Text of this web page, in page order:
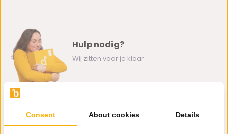
Hulp nodig?
Wij zitten voor je klaar.
0162-231130
klantenservice@bazaaronline.nl
Consent About cookies Details